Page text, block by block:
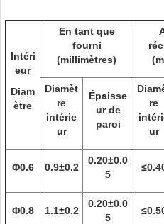
Intéri
eur
Diam
ètre
En tant que
fourni
(millimètres)
Diamèt
re
intérie
ur
Épaisse
ur de
paroi
re
ur
Φ0.6 0.9±0.2
0.20±0.0
5
Φ0.8 1.1±0.2
0.20±0.0
5